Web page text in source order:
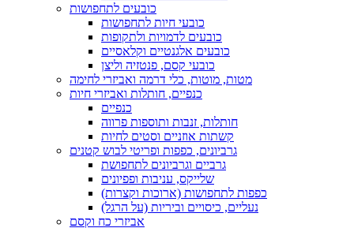
כובעים לתחפושות
כובעי חיות לתחפושות
כובעים לדמויות ולתקופות
כובעים אלגנטיים וקלאסיים
כובעי קסם, פנטזיה וליצן
מטות, מוטות, כלי דרמה ואביזרי לחימה
כנפיים, חותלות ואביזרי חיות
כנפיים
חותלות, זנבות ותוספות פרווה
קשתות אוזניים וסטים לחיות
גרביונים, כפפות ופריטי לבוש קטנים
גרביים וגרביונים לתחפושת
שלייקס, עניבות ופפיונים
כפפות לתחפושות (ארוכות וקצרות)
נעליים, כיסויים וביריות (על הרגל)
אביזרי כח וקסם